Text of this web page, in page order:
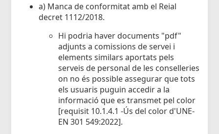
a) Manca de conformitat amb el Reial
decret 1112/2018.
Hi podria haver documents "pdf"
adjunts a comissions de servei i
elements similars aportats pels
serveis de personal de les conselleries
on no és possible assegurar que tots
els usuaris puguin accedir a la
informació que es transmet pel color
[requisit 10.1.4.1 -Ús del color d'UNE-
EN 301 549:2022].